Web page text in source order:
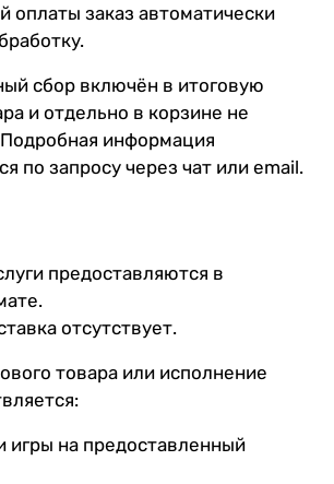
оплаты заказ автоматически
сбор включён в итоговую
и отдельно в корзине не
информация
по запросу через чат или email.
предоставляются в
отсутствует.
товара или исполнение
игры на предоставленный